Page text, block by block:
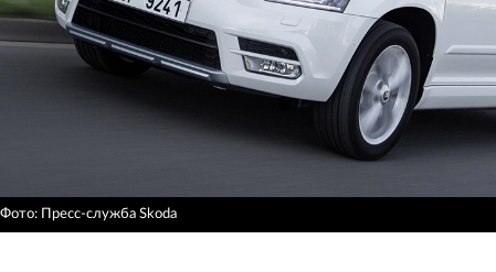
Фото: Пресс-служба Skoda